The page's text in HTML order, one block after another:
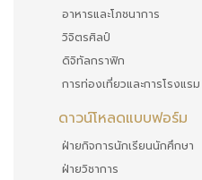
อาหารและโภชนาการ
วิจิตรศิลป์
ดิจิทัลกราฟิก
การท่องเที่ยวและการโรงแรม
ดาวน์โหลดแบบฟอร์ม
ฝ่ายกิจการนักเรียนนักศึกษา
ฝ่ายวิชาการ